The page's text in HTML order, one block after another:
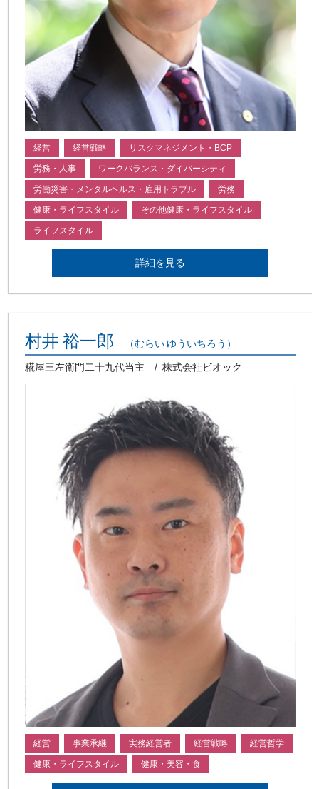
経営 経営戦略 リスクマネジメント・BCP
労務・人事 ワークバランス・ダイバーシティ
労働災害・メンタルヘルス・雇用トラブル 労務
健康・ライフスタイル その他健康・ライフスタイル
ライフスタイル
詳細を見る
村井 裕一郎 （むらい ゆういちろう）
糀屋三左衛門二十九代当主 株式会社ビオック
経営 事業承継 実務経営者 経営戦略 経営哲学
健康・ライフスタイル 健康・美容・食